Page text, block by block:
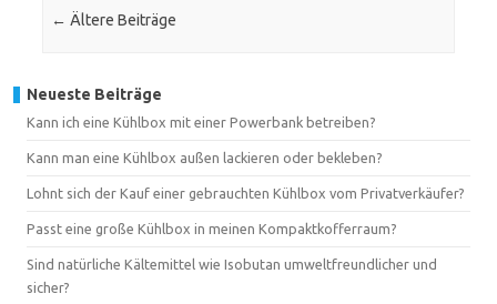
← Ältere Beiträge
Neueste Beiträge
Kann ich eine Kühlbox mit einer Powerbank betreiben?
Kann man eine Kühlbox außen lackieren oder bekleben?
Lohnt sich der Kauf einer gebrauchten Kühlbox vom Privatverkäufer?
Passt eine große Kühlbox in meinen Kompaktkofferraum?
Sind natürliche Kältemittel wie Isobutan umweltfreundlicher und
sicher?